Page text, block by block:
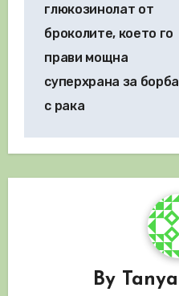
глюкозинолат от
броколите, което го
прави мощна
суперхрана за борба
с рака
By